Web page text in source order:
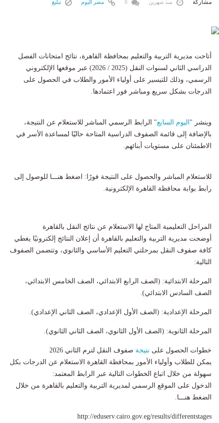
مشاركة منذ شهرين مصر اليوم تبليغ
​أتاحت مديرية التربية والتعليم بمحافظة القاهرة، نتائج امتحانات الفصل
الدراسي الثاني لسنوات النقل (2025 / 2026) عبر موقعها الإلكتروني
الرسمي، وذلك للتيسير على أولياء الأمور والطلاب في الحصول على
الدرجات بشكل سريع ومباشر فور اعتمادها.
​وينشر " اليوم السابع" الرابط الرسمي المباشر للاستعلام عن النتيجة،
بالإضافة إلى قائمة الصفوف الدراسية المتاحة حاليًا لمساعدة الأسر في
الاطمئنان على مستويات أبنائهم.
​للاستعلام المباشر والحصول على النتيجة فورًا: اضغط هنـــا للوصول إلى
رابط بوابة محافظة القاهرة الإلكترونية.
​المراحل التعليمية المتاح لها الاستعلام عن نتائج النقل بالقاهرة
​أوضحت مديرية التربية والتعليم بالقاهرة أن إعلان النتائج إلكترونيًا يغطي
كافة صفوف النقل بمرحلتي التعليم الأساسي والثانوي، وتتضمن الصفوف
التالية:
​المرحلة الابتدائية: (الصف الرابع الابتدائي، الصف الخامس الابتدائي،
الصف السادس الابتدائي).
​المرحلة الإعدادية: (الصف الأول الإعدادي، الصف الثاني الإعدادي).
​المرحلة الثانوية: (الصف الأول الثانوي، الصف الثاني الثانوي).
​خطوات الحصول على نتيجة صفوف النقل لترم الثاني 2026
​يمكن للطلاب وأولياء الأمور بمحافظة القاهرة الاستعلام عن الدرجات بكل
سهولة من خلال اتباع الخطوات التالية عبر الرابط المعتمد:
​الدخول على الموقع الرسمي لمديرية التربية والتعليم بالقاهرة من خلال
الضغط هنـــا.
http://eduserv.cairo.gov.eg/results/differentstages